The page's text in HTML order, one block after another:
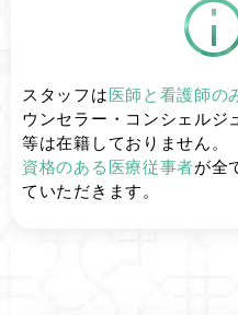
スタッフは医師と看護師の
ウンセラー・コンシェルジ
等は在籍しておりません。
資格のある医療従事者が全
ていただきます。